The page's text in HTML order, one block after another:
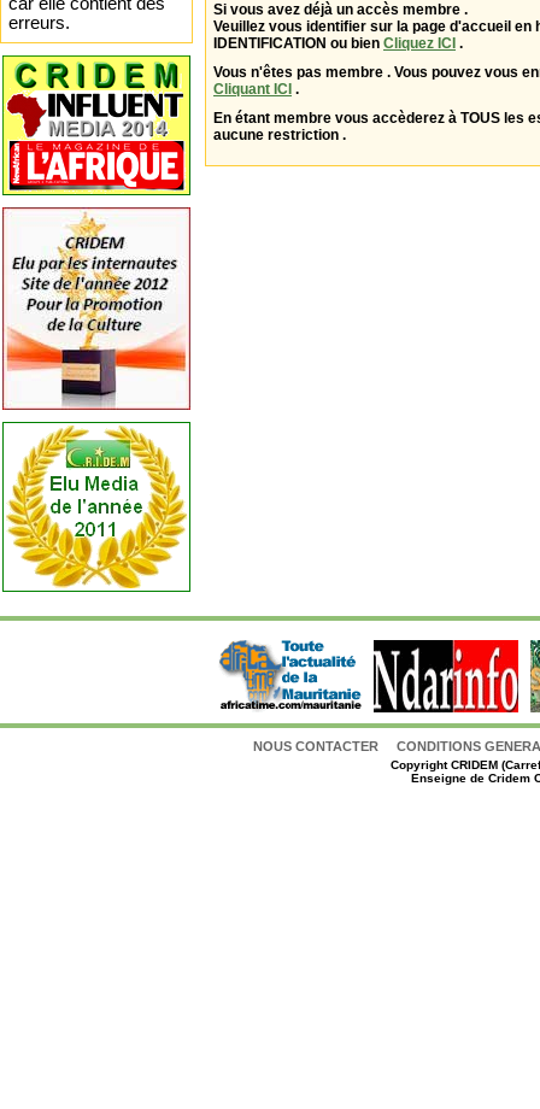
Si vous avez déjà un accès membre .
Veuillez vous identifier sur la page d'accueil en
IDENTIFICATION ou bien Cliquez ICI .
Vous n'êtes pas membre . Vous pouvez vous
Cliquant ICI .
En étant membre vous accèderez à TOUS les
aucune restriction .
NOUS CONTACTER CONDITIONS
CopyrightCRIDEM
Enseigne de Cridem